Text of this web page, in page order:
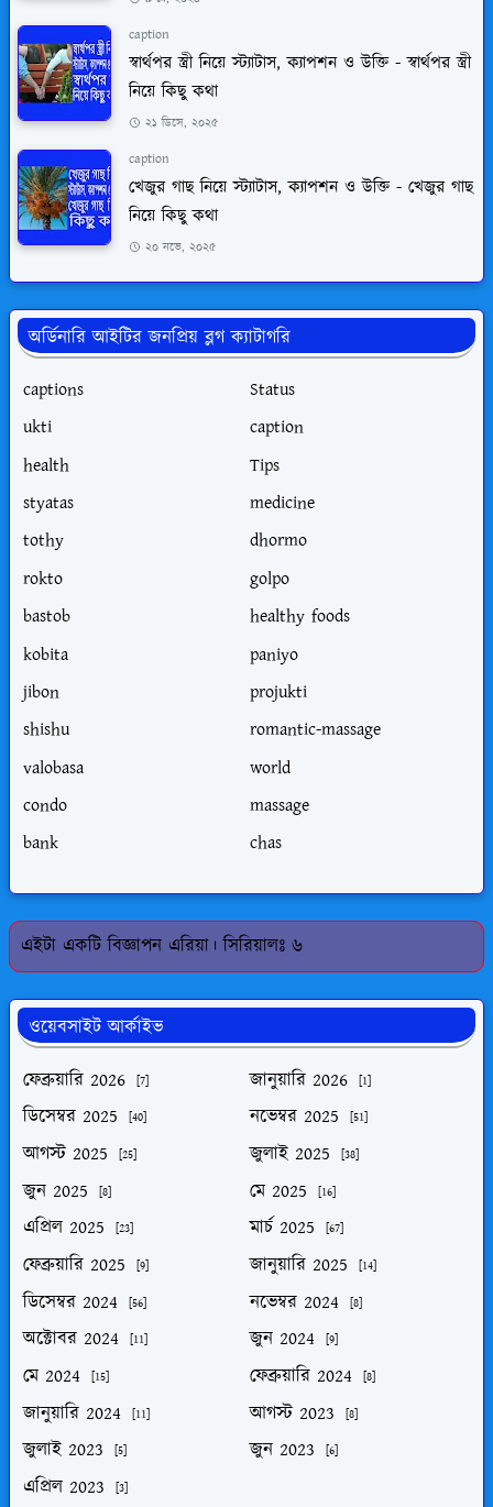
caption
স্বার্থপর স্ত্রী নিয়ে স্ট্যাটাস, ক্যাপশন ও উক্তি - স্বার্থপর স্ত্রী
নিয়ে কিছু কথা
২১ ডিসে, ২০২৫
caption
খেজুর গাছ নিয়ে স্ট্যাটাস, ক্যাপশন ও উক্তি - খেজুর গাছ
নিয়ে কিছু কথা
২০ নভে, ২০২৫
অর্ডিনারি আইটির জনপ্রিয় ব্লগ ক্যাটাগরি
captions
Status
ukti
caption
health
Tips
styatas
medicine
tothy
dhormo
rokto
golpo
bastob
healthy foods
kobita
paniyo
jibon
projukti
shishu
romantic-massage
valobasa
world
condo
massage
bank
chas
এইটা একটি বিজ্ঞাপন এরিয়া। সিরিয়ালঃ ৬
ওয়েবসাইট আর্কাইভ
ফেব্রুয়ারি 2026
[7] জানুয়ারি 2026 [1]
ডিসেম্বর 2025 [40] নভেম্বর 2025 [51]
আগস্ট 2025 [25] জুলাই 2025 [38]
জুন 2025 [8] মে 2025 [16]
এপ্রিল 2025 [23] মার্চ 2025 [67]
ফেব্রুয়ারি 2025 [9] জানুয়ারি 2025 [14]
ডিসেম্বর 2024 [56] নভেম্বর 2024 [8]
অক্টোবর 2024 [11] জুন 2024 [9]
মে 2024 [15] ফেব্রুয়ারি 2024 [8]
জানুয়ারি 2024 [11] আগস্ট 2023 [8]
জুলাই 2023 [5] জুন 2023 [6]
এপ্রিল 2023 [3]